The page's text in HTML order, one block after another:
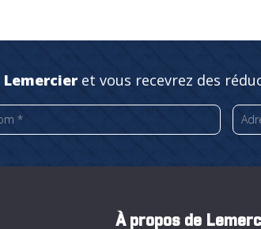
Lemercieret vous recevrez des
À propos de